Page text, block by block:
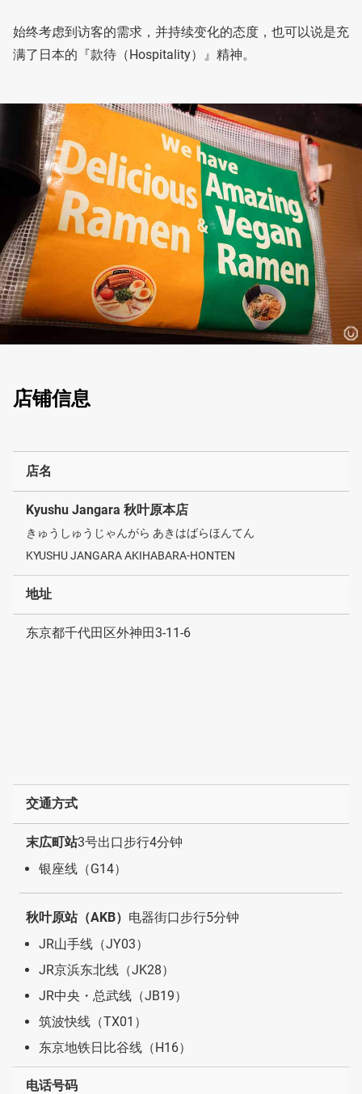
始终考虑到访客的需求，并持续变化的态度，也可以说是充
满了日本的『款待（Hospitality）』精神。
店铺信息
店名
Kyushu Jangara 秋叶原本店
きゅうしゅうじゃんがら あきはばらほんてん
KYUSHU JANGARA AKIHABARA-HONTEN
地址
东京都千代田区外神田3-11-6
交通方式
末広町站3号出口步行4分钟
银座线（G14）
秋叶原站（AKB） 电器街口步行5分钟
JR山手线（JY03）
JR京浜东北线（JK28）
JR中央・总武线（JB19）
筑波快线（TX01）
东京地铁日比谷线（H16）
电话号码